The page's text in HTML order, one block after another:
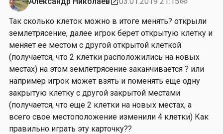
е
н
к
о
о
н
Я
к
о
в
е
н
к
о
Так сколько клеток можно в итоге менять? открыли
землетрясение, далее игрок берет открытую клетку и
меняет ее местом с другой открытой клеткой
(получается, что 2 клетки расположились на новых
местах) на этом землетрясение заканчивается ? или
например игрок может взять и поменять еще одну
закрытую клетку с другой закрытой местами
(получается, что еще 2 клетки на новых местах, а
всего свое местоположение изменили 4 клетки) Как
правильно играть эту карточку??